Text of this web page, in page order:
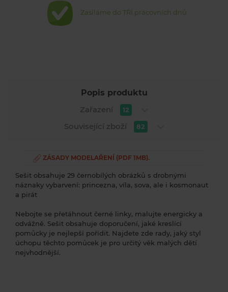
Zasíláme do TŘÍ pracovních dnů.
Popis produktu
Zařazení
12
Související zboží 82
ZÁSADY MODELAŘENÍ (PDF 1MB).
Sešit obsahuje 29 černobílých obrázků s drobnými
náznaky vybarvení: princezna, víla, sova, ale i kosmonaut
a pirát
Nebojte se přetáhnout černé linky, malujte energicky a
odvážně. Sešit obsahuje doporučení, jaké kreslící
pomůcky je nejlepší pořídit. Najdete zde rady, jaký styl
úchopu těchto pomůcek je pro určitý věk malých dětí
nejvhodnější.